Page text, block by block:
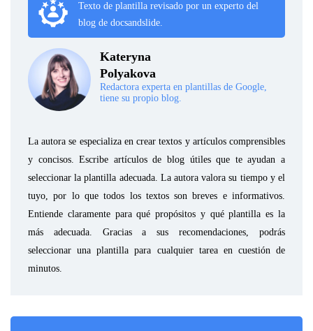
Texto de plantilla revisado por un experto del
blog de docsandslide.
Kateryna
Polyakova
Redactora experta en plantillas de Google,
tiene su propio blog.
La autora se especializa en crear textos y artículos comprensibles
y concisos. Escribe artículos de blog útiles que te ayudan a
seleccionar la plantilla adecuada. La autora valora su tiempo y el
tuyo, por lo que todos los textos son breves e informativos.
Entiende claramente para qué propósitos y qué plantilla es la
más adecuada. Gracias a sus recomendaciones, podrás
seleccionar una plantilla para cualquier tarea en cuestión de
minutos.